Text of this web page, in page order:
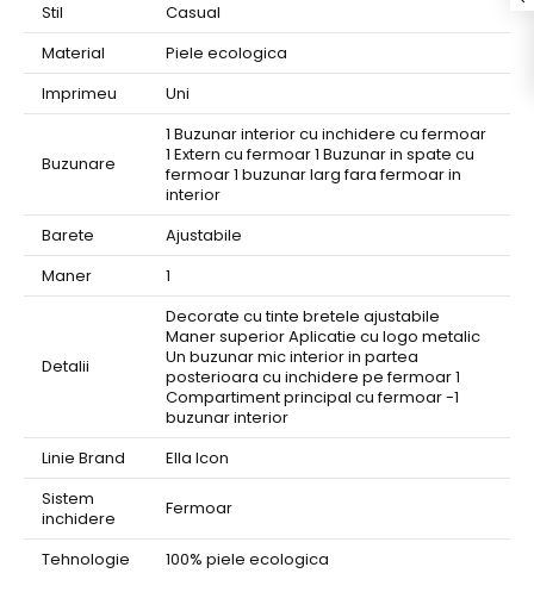
Stil
Casual
Material
Piele ecologica
Imprimeu
Uni
Buzunare
1 Buzunar interior cu inchidere cu fermoar
1 Extern cu fermoar 1 Buzunar in spate cu
fermoar 1 buzunar larg fara fermoar in
interior
Barete
Ajustabile
Maner
1
Detalii
Decorate cu tinte bretele ajustabile
Maner superior Aplicatie cu logo metalic
Un buzunar mic interior in partea
posterioara cu inchidere pe fermoar 1
Compartiment principal cu fermoar -1
buzunar interior
Linie Brand
Ella Icon
Sistem
inchidere
Fermoar
Tehnologie 100% piele ecologica